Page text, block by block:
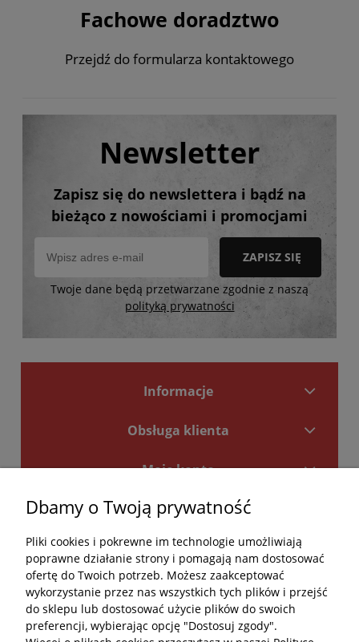
Fachowe doradztwo
Przejdź do formularza kontaktowego
Newsletter
Zapisz się do newslettera i bądź na
bieżąco z nowościami i promocjami
ZAPISZ SIĘ
Twoje dane będą przetwarzane zgodnie z naszą
polityką prywatności
Informacje
Obsługa klienta
Moje konto
Płatności i dostawa
Kontakt
Kontakt
undefined
Dbamy o Twoją prywatność
Pliki cookies i pokrewne im technologie umożliwiają
poprawne działanie strony i pomagają nam dostosować
ofertę do Twoich potrzeb. Możesz zaakceptować
wykorzystanie przez nas wszystkich tych plików i przejść
do sklepu lub dostosować użycie plików do swoich
preferencji, wybierając opcję "Dostosuj zgody".